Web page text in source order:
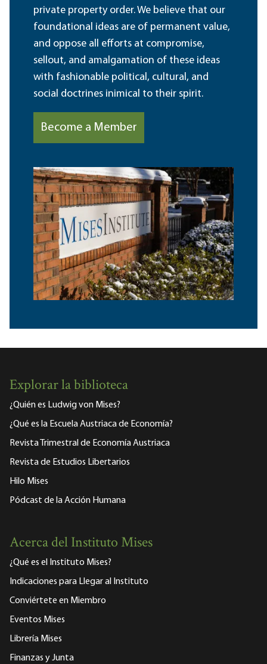
private property order. We believe that our
foundational ideas are of permanent value,
and oppose all efforts at compromise,
sellout, and amalgamation of these ideas
with fashionable political, cultural, and
social doctrines inimical to their spirit.
Become a Member
Explorar la biblioteca
¿Quién es Ludwig von Mises?
¿Qué es la Escuela Austriaca de Economía?
Revista Trimestral de Economía Austriaca
Revista de Estudios Libertarios
Hilo Mises
Pódcast de la Acción Humana
Acerca del Instituto Mises
¿Qué es el Instituto Mises?
Indicaciones para Llegar al Instituto
Conviértete en Miembro
Eventos Mises
Librería Mises
Finanzas y Junta